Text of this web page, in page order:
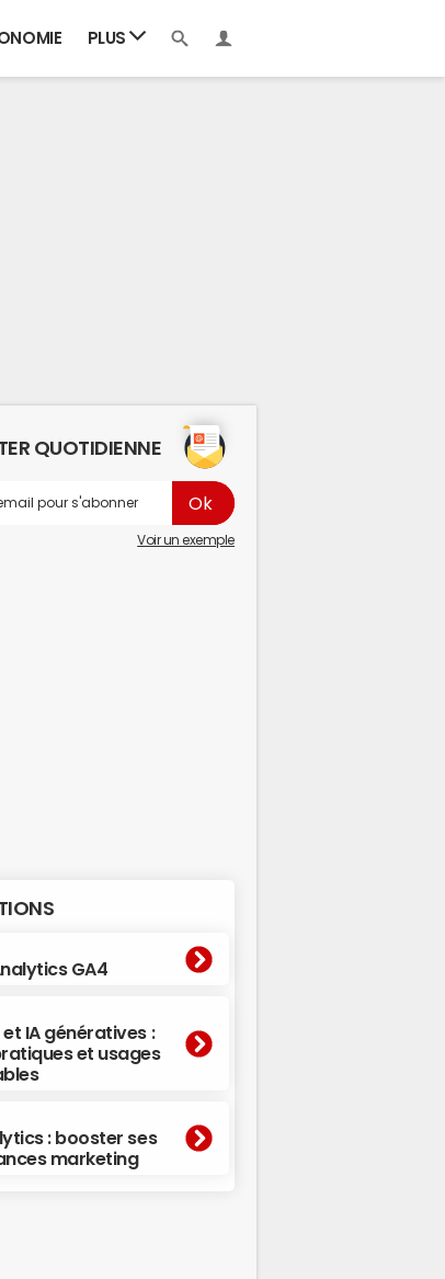
PLUS
QUOTIDIENNE
Voir un exemple
GA4
et IA génératives :
et usages
: booster ses
marketing